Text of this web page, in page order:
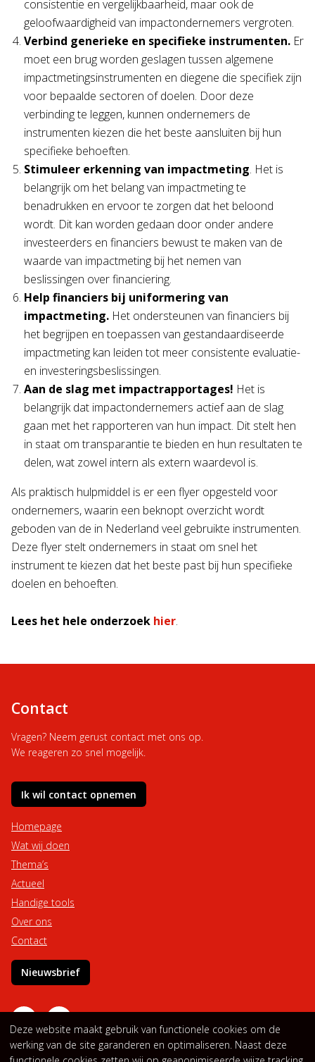
Deze website maakt gebruik van functionele cookies om de
werking van de site garanderen en optimaliseren. Naast deze
consistentie en vergelijkbaarheid, maar ook de
geloofwaardigheid van impactondernemers vergroten.
Verbind generieke en specifieke instrumenten. Er
moet een brug worden geslagen tussen algemene
impactmetingsinstrumenten en diegene die specifiek zijn
voor bepaalde sectoren of doelen. Door deze
verbinding te leggen, kunnen ondernemers de
instrumenten kiezen die het beste aansluiten bij hun
specifieke behoeften.
Stimuleer erkenning van impactmeting. Het is
belangrijk om het belang van impactmeting te
benadrukken en ervoor te zorgen dat het beloond
wordt. Dit kan worden gedaan door onder andere
investeerders en financiers bewust te maken van de
waarde van impactmeting bij het nemen van
beslissingen over financiering.
Help financiers bij uniformering van
impactmeting. Het ondersteunen van financiers bij
het begrijpen en toepassen van gestandaardiseerde
impactmeting kan leiden tot meer consistente evaluatie-
en investeringsbeslissingen.
Aan de slag met impactrapportages! Het is
belangrijk dat impactondernemers actief aan de slag
gaan met het rapporteren van hun impact. Dit stelt hen
in staat om transparantie te bieden en hun resultaten te
delen, wat zowel intern als extern waardevol is.
Als praktisch hulpmiddel is er een flyer opgesteld voor
ondernemers, waarin een beknopt overzicht wordt
geboden van de in Nederland veel gebruikte instrumenten.
Deze flyer stelt ondernemers in staat om snel het
instrument te kiezen dat het beste past bij hun specifieke
doelen en behoeften.
Lees het hele onderzoek hier.
Contact
Vragen? Neem gerust contact met ons op.
We reageren zo snel mogelijk.
Ik wil contact opnemen
Homepage
Wat wij doen
Thema’s
Actueel
Handige tools
Over ons
Contact
Nieuwsbrief